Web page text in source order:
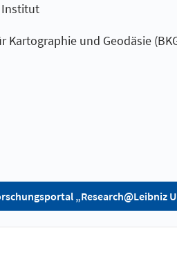
Institut
Kartographie und Geodäsie
„Research@Leibniz